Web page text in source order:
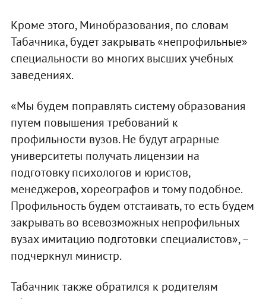
Кроме этого, Минобразования, по словам
Табачника, будет закрывать «непрофильные»
специальности во многих высших учебных
заведениях.
«Мы будем поправлять систему образования
путем повышения требований к
профильности вузов. Не будут аграрные
университеты получать лицензии на
подготовку психологов и юристов,
менеджеров, хореографов и тому подобное.
Профильность будем отстаивать, то есть будем
закрывать во всевозможных непрофильных
вузах имитацию подготовки специалистов», –
подчеркнул министр.
Табачник также обратился к родителям